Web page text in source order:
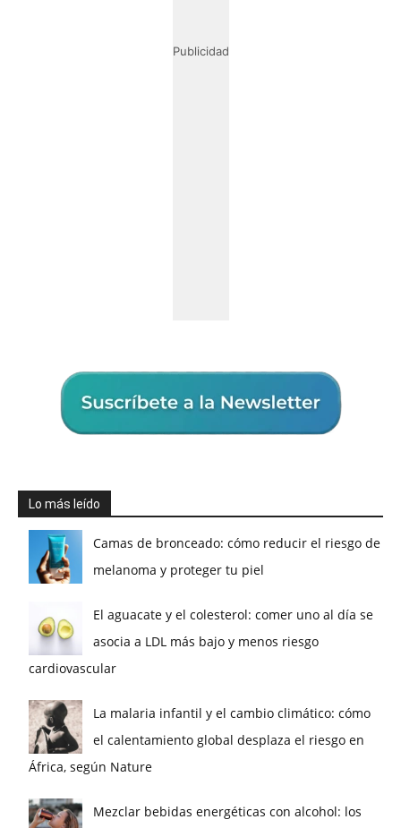
Publicidad
Lo más leído
Camas de bronceado: cómo reducir el riesgo de
melanoma y proteger tu piel
El aguacate y el colesterol: comer uno al día se
asocia a LDL más bajo y menos riesgo
cardiovascular
La malaria infantil y el cambio climático: cómo
el calentamiento global desplaza el riesgo en
África, según Nature
Mezclar bebidas energéticas con alcohol: los